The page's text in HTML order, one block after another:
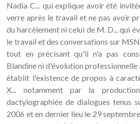
Nadia C... qui explique avoir été
verre après le travail et ne pas avoir
du harcèlement ni celui de M. D... qui
le travail et des conversations sur
tout en précisant qu'il n'a pas
Blandine ni d'évolution professionnelle
établit l'existence de propos à
X... notamment par la
dactylographiée de dialogues tenus
2006 et en dernier lieu le 29